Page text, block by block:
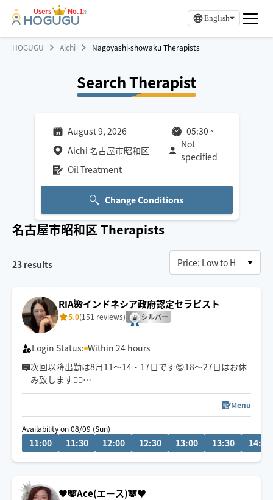
Users No.1※
English
HOGUGU Aichi Nagoyashi-showaku Therapists
Search Therapist
August 9, 2026 05:30 ~
Aichi 名古屋市昭和区
Not
specified
Oil Treatment
Change Conditions
名古屋市昭和区Therapists
23 results
RIA🌺インドネシア政府認定セラピスト
5.0(151 reviews) シルバー
Login Status: Within 24 hours
次回以降出勤は8月11〜14・17日です😊18〜27日はお休
み致します🙇‍♀️
しっかりほぐしてリンパを流す、揉み返しが起きにくい
特に首・肩のオイルマッサージ・ヘッドマッサージが得
意です！
しっかりと圧をかけて、指や手の平をリンパの流れに沿
皆さまのご予約お待ちしています！
Menu
Availability on 08/09 (Sun)
11:00 11:30 12:00 12:30 13:00 13:30 14:00
♥️🐼Ace(エース)🐼♥️